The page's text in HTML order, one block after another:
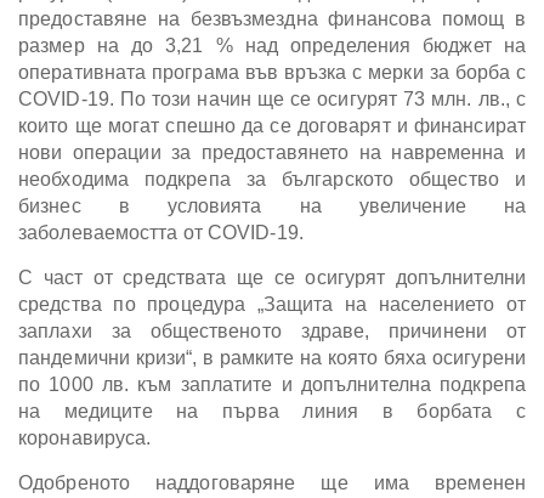
предоставяне на безвъзмездна финансова помощ в
размер на до 3,21 % над определения бюджет на
оперативната програма във връзка с мерки за борба с
COVID-19. По този начин ще се осигурят 73 млн. лв., с
които ще могат спешно да се договарят и финансират
нови операции за предоставянето на навременна и
необходима подкрепа за българското общество и
бизнес в условията на увеличение на
заболеваемостта от COVID-19.
С част от средствата ще се осигурят допълнителни
средства по процедура „Защита на населението от
заплахи за общественото здраве, причинени от
пандемични кризи“, в рамките на която бяха осигурени
по 1000 лв. към заплатите и допълнителна подкрепа
на медиците на първа линия в борбата с
коронавируса.
Одобреното наддоговаряне ще има временен